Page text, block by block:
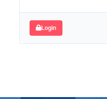
Login